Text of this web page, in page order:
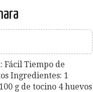
Fácil Tiempo de
Ingredientes: 1
g de tocino 4 huevos